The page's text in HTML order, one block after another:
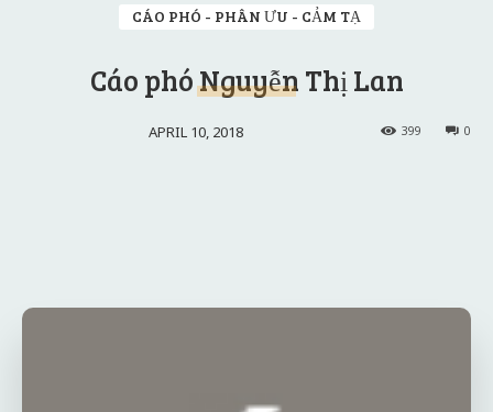
CÁO PHÓ - PHÂN ƯU - CẢM TẠ
Cáo phó Nguyễn Thị Lan
APRIL 10, 2018 0
399